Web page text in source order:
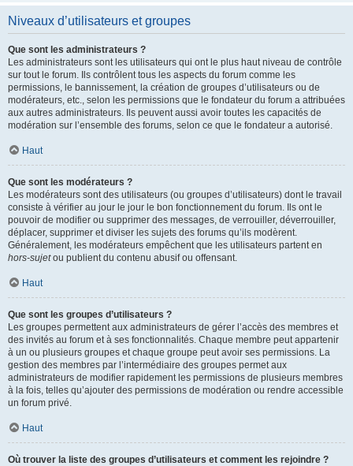
Niveaux d’utilisateurs et groupes
Que sont les administrateurs ?
Les administrateurs sont les utilisateurs qui ont le plus haut niveau de contrôle
sur tout le forum. Ils contrôlent tous les aspects du forum comme les
permissions, le bannissement, la création de groupes d’utilisateurs ou de
modérateurs, etc., selon les permissions que le fondateur du forum a attribuées
aux autres administrateurs. Ils peuvent aussi avoir toutes les capacités de
modération sur l’ensemble des forums, selon ce que le fondateur a autorisé.
Haut
Que sont les modérateurs ?
Les modérateurs sont des utilisateurs (ou groupes d’utilisateurs) dont le travail
consiste à vérifier au jour le jour le bon fonctionnement du forum. Ils ont le
pouvoir de modifier ou supprimer des messages, de verrouiller, déverrouiller,
déplacer, supprimer et diviser les sujets des forums qu’ils modèrent.
Généralement, les modérateurs empêchent que les utilisateurs partent en
hors-sujetou publient du contenu abusif ou offensant.
Haut
Que sont les groupes d’utilisateurs ?
Les groupes permettent aux administrateurs de gérer l’accès des membres et
des invités au forum et à ses fonctionnalités. Chaque membre peut appartenir
à un ou plusieurs groupes et chaque groupe peut avoir ses permissions. La
gestion des membres par l’intermédiaire des groupes permet aux
administrateurs de modifier rapidement les permissions de plusieurs membres
à la fois, telles qu’ajouter des permissions de modération ou rendre accessible
un forum privé.
Haut
Où trouver la liste des groupes d’utilisateurs et comment les rejoindre ?